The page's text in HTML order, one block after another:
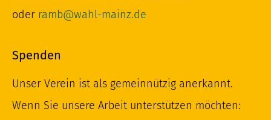
oder ramb@wahl-mainz.de
Spenden
Unser Verein ist als gemeinnützig anerkannt.
Wenn Sie unsere Arbeit unterstützen möchten: